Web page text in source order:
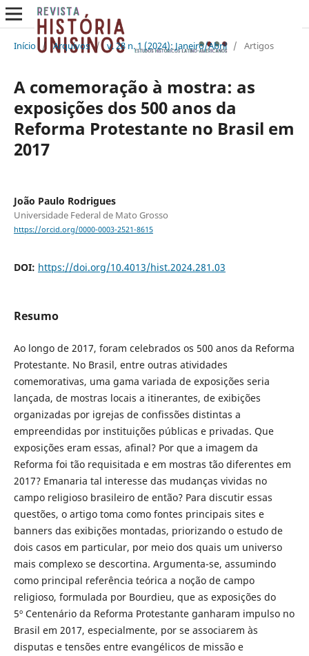
Início / Arquivos / v. 28 n. 1 (2024): Janeiro/Abril / Artigos
A comemoração à mostra: as
exposições dos 500 anos da
Reforma Protestante no Brasil em
2017
João Paulo Rodrigues
Universidade Federal de Mato Grosso
https://orcid.org/0000-0003-2521-8615
DOI: https://doi.org/10.4013/hist.2024.281.03
Resumo
Ao longo de 2017, foram celebrados os 500 anos da Reforma
Protestante. No Brasil, entre outras atividades
comemorativas, uma gama variada de exposições seria
lançada, de mostras locais a itinerantes, de exibições
organizadas por igrejas de confissões distintas a
empreendidas por instituições públicas e privadas. Que
exposições eram essas, afinal? Por que a imagem da
Reforma foi tão requisitada e em mostras tão diferentes em
2017? Emanaria tal interesse das mudanças vividas no
campo religioso brasileiro de então? Para discutir essas
questões, o artigo toma como fontes principais sites e
banners das exibições montadas, priorizando o estudo de
dois casos em particular, por meio dos quais um universo
mais complexo se descortina. Argumenta-se, assumindo
como principal referência teórica a noção de campo
religioso, formulada por Bourdieu, que as exposições do
5º Centenário da Reforma Protestante ganharam impulso no
Brasil em 2017, especialmente, por se associarem às
disputas e tensões entre evangélicos de missão e